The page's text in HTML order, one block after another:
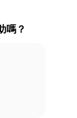
嗎？